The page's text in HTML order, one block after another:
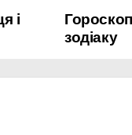
a
s
л
и
т
зодіаку
і